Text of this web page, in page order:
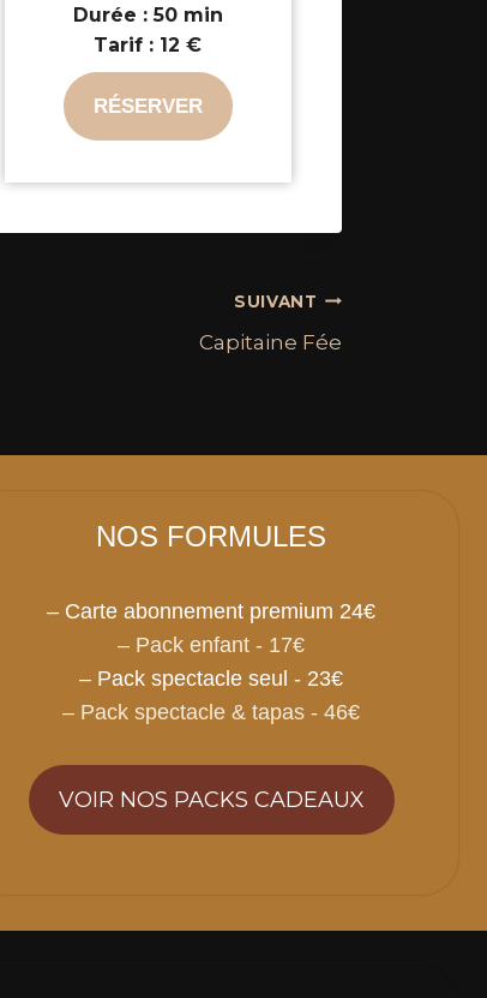
Durée :50 min
Tarif : 12 €
RÉSERVER
SUIVANT
Capitaine Fée
NOS FORMULES
– Carte abonnement premium 24€
– Pack enfant - 17€
– Pack spectacle seul - 23€
– Pack spectacle & tapas - 46€
VOIR NOS PACKS CADEAUX